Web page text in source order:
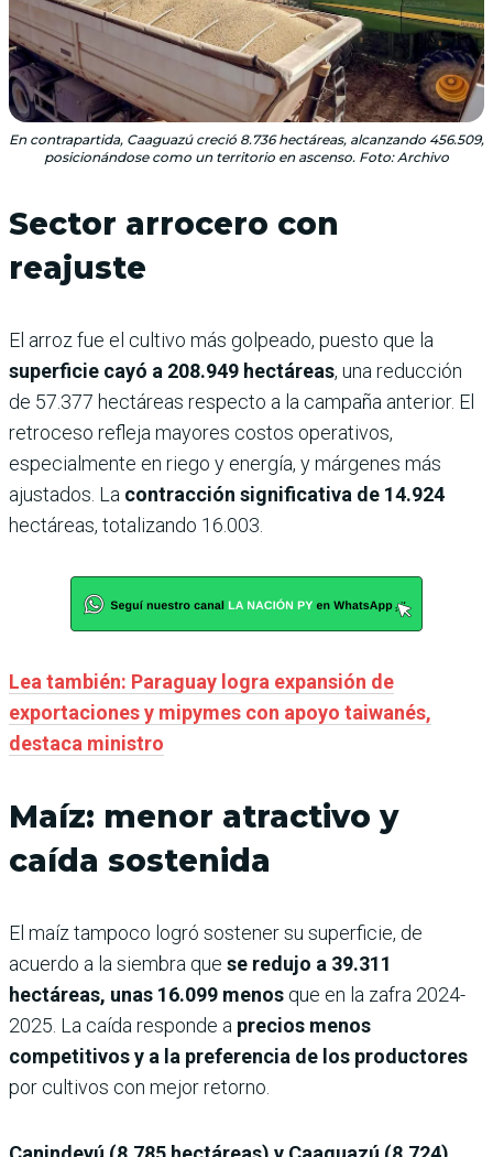
En contrapartida, Caaguazú creció 8.736 hectáreas, alcanzando 456.509,
posicionándose como un territorio en ascenso. Foto: Archivo
Sector arrocero con
reajuste
El arroz fue el cultivo más golpeado, puesto que la
superficie cayó a 208.949 hectáreas, una reducción
de 57.377 hectáreas respecto a la campaña anterior. El
retroceso refleja mayores costos operativos,
especialmente en riego y energía, y márgenes más
ajustados. La contracción significativa de 14.924
hectáreas, totalizando 16.003.
Lea también: Paraguay logra expansión de
exportaciones y mipymes con apoyo taiwanés,
destaca ministro
Maíz: menor atractivo y
caída sostenida
El maíz tampoco logró sostener su superficie, de
acuerdo a la siembra que se redujo a 39.311
hectáreas, unas 16.099 menos que en la zafra 2024-
2025. La caída responde a precios menos
competitivos y a la preferencia de los productores
por cultivos con mejor retorno.